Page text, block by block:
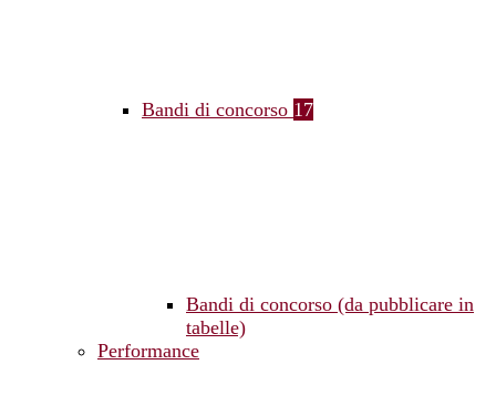
Bandi di concorso 17
Bandi di concorso (da pubblicare in
tabelle)
Performance